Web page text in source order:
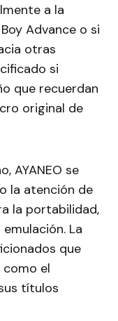
a la
Advance o si
otras
si
que recuerdan
original de
AYANEO se
la atención de
la portabilidad,
La
que
el
títulos